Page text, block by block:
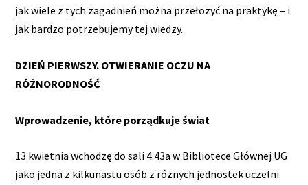
jak wiele z tych zagadnień można przełożyć na praktykę – i
jak bardzo potrzebujemy tej wiedzy.
DZIEŃ PIERWSZY. OTWIERANIE OCZU NA
RÓŻNORODNOŚĆ
Wprowadzenie, które porządkuje świat
13 kwietnia wchodzę do sali 4.43a w Bibliotece Głównej UG
jako jedna z kilkunastu osób z różnych jednostek uczelni.